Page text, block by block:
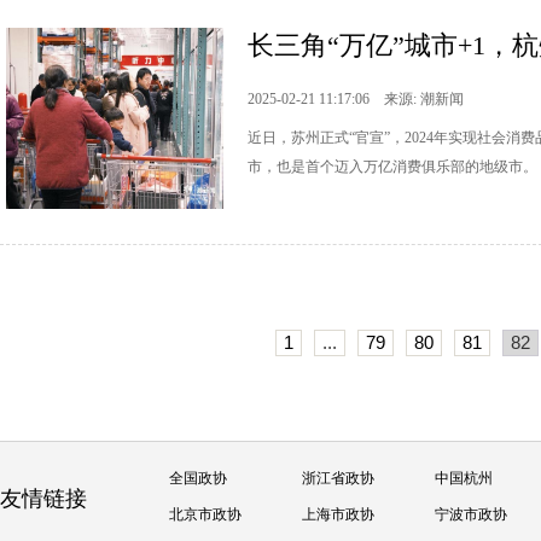
长三角“万亿”城市+1，
2025-02-21 11:17:06 来源: 潮新闻
近日，苏州正式“官宣”，2024年实现社会消
市，也是首个迈入万亿消费俱乐部的地级市。
1 ... 79 80 81 82
友情链接
全国政协 浙江省政协 中国杭州
北京市政协 上海市政协 宁波市政协